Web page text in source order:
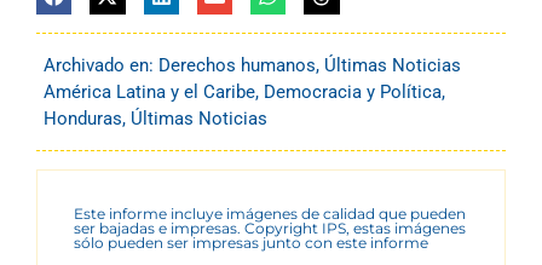
Archivado en: Derechos humanos, Últimas Noticias
América Latina y el Caribe, Democracia y Política,
Honduras, Últimas Noticias
Este informe incluye imágenes de calidad que pueden
ser bajadas e impresas. Copyright IPS, estas imágenes
sólo pueden ser impresas junto con este informe